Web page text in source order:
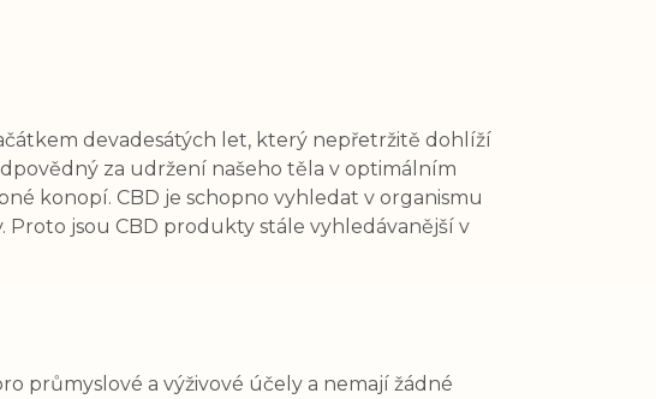
devadesátých let, který nepřetržitě dohlíží
za udržení našeho těla v optimálním
konopí. CBD je schopno vyhledat v organismu
jsou CBD produkty stále vyhledávanější v
průmyslové a výživové účely a nemají žádné